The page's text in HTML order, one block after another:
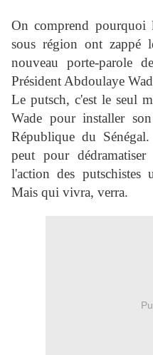
On comprend pourquoi
sous région ont zappé
nouveau porte-parole
Président Abdoulaye
Le putsch, c'est le seul
Wade pour installer
République du
peut pour
l'action des
Mais qui vivra, verra.